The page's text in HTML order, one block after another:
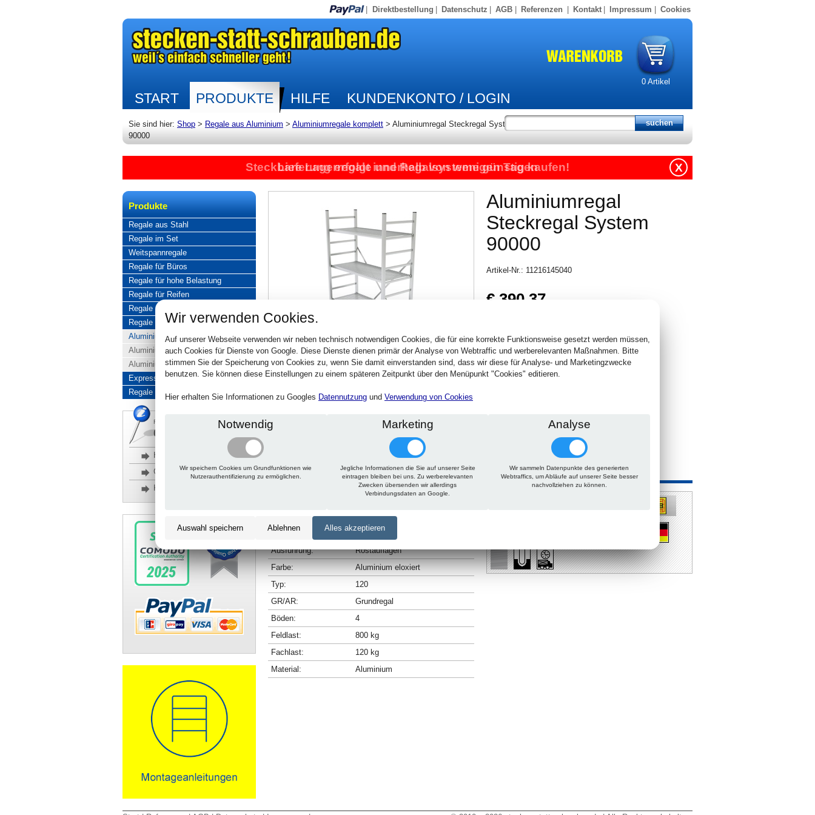
Direktbestellung Datenschutz AGB Referenzen Kontakt Impressum Cookies
0Artikel
START PRODUKTE HILFE KUNDENKONTO / LOGIN
Sie sind hier: Shop > Regale aus Aluminium > Aluminiumregale komplett > Aluminiumregal Steckregal System
90000
Steckbare Lagerregale und Regalsysteme günstig kaufen!
Lieferung erfolgt innerhalb von wenigen Tagen X
Produkte
Regale aus Stahl
Regale im Set
Weitspannregale
Regale für Büros
Regale für hohe Belastung
Regale für Reifen
Regale aus Edelstahl
Regale aus Aluminium
Aluminiumregale komplett
Aluminiumregal Baukasten
Aluminiumregal Kombinationen
Express-Produkte
Regale Reduziert
Rückfragen, Hilfe, Bestellen?
06201 690095-0
Häufige Fragen
Glossar
Kontakt
Aluminiumregal
Steckregal System
90000
Artikel-Nr.: 11216145040
€ 390,37
Stck.
Technische Daten Beschreibung Zu diesem Artikel passt auch
400 mm
Länge:
1450 mm
Ausführung:
Rostauflagen
Farbe:
Aluminium eloxiert
Typ:
120
GR/AR:
Grundregal
Böden:
4
Feldlast:
800 kg
Fachlast:
120 kg
Material:
Aluminium
Wir verwenden Cookies.
Auf unserer Webseite verwenden wir neben technisch notwendigen Cookies, die für eine korrekte Funktionsweise gesetzt werden müssen,
auch Cookies für Dienste von Google. Diese Dienste dienen primär der Analyse von Webtraffic und werberelevanten Maßnahmen. Bitte
stimmen Sie der Speicherung von Cookies zu, wenn Sie damit einverstanden sind, dass wir diese für Analyse- und Marketingzwecke
benutzen. Sie können diese Einstellungen zu einem späteren Zeitpunkt über den Menüpunkt "Cookies" editieren.
Hier erhalten Sie Informationen zu Googles Datennutzung und Verwendung von Cookies
Notwendig
Wir speichern Cookies um Grundfunktionen wie
Nutzerauthentifizierung zu ermöglichen.
Marketing
Jegliche Informationen die Sie auf unserer Seite
eintragen bleiben bei uns. Zu werberelevanten
Zwecken übersenden wir allerdings
Verbindungsdaten an Google.
Analyse
Wir sammeln Datenpunkte des generierten
Webtraffics, um Abläufe auf unserer Seite besser
nachvollziehen zu können.
Auswahl speichern Ablehnen Alles akzeptieren